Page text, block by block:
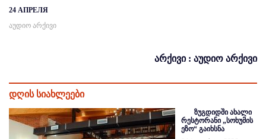
24 АПРЕЛЯ
აუდიო არქივი
არქივი : აუდიო არქივი
დღის სიახლეები
ზუგდიდში ახალი
რესტორანი „სოხუმის
ეზო“ გაიხსნა